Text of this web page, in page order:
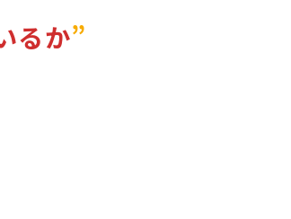
るか”